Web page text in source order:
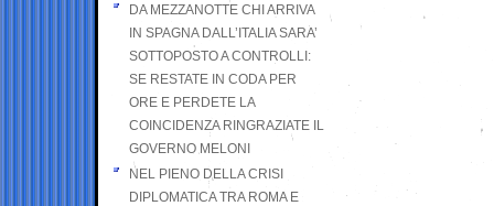
DA MEZZANOTTE CHI ARRIVA
IN SPAGNA DALL’ITALIA SARA’
SOTTOPOSTO A CONTROLLI:
SE RESTATE IN CODA PER
ORE E PERDETE LA
COINCIDENZA RINGRAZIATE IL
GOVERNO MELONI
NEL PIENO DELLA CRISI
DIPLOMATICA TRA ROMA E